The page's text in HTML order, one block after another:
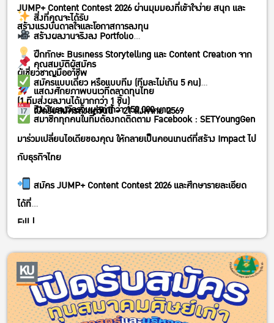
JUMP+ Content Contest 2026 ผ่านมุมมองที่เข้าใจง่าย สนุก และ
สร้างแรงบันดาลใจและโอกาสการลงทุน
สิ่งที่คุณจะได้รับ
สร้างผลงานจริงลง Portfolio
ฝึกทักษะ Business Storytelling และ Content Creation จาก
ผู้เชี่ยวชาญมืออาชีพ
แสดงศักยภาพบนเวทีตลาดทุนไทย
ชิงเงินรางวัลรวมมูลค่ากว่า 150,000 บาท
คุณสมบัติผู้สมัคร
สมัครแบบเดี่ยว หรือแบบทีม (ทีมละไม่เกิน 5 คน)
(1 ทีมส่งผลงานได้มากกว่า 1 ชิ้น)
สมาชิกทุกคนในทีมต้องกดติดตาม Facebook : SETYoungGen
เปิดรับสมัครตั้งแต่วันนี้ – 21 สิงหาคม 2569
มาร่วมเปลี่ยนไอเดียของคุณ ให้กลายเป็นคอนเทนต์ที่สร้าง Impact ไป
กับธุรกิจไทย
สมัคร JUMP+ Content Contest 2026 และศึกษารายละเอียด
ได้ที่
Fill |
https://forms.cloud.microsoft/Pages/ResponsePage.aspx?
id=aAb3fJDeCk69wULdJ_xK7o8H7dHSZJNGpG5PfP8qrUhUQk…